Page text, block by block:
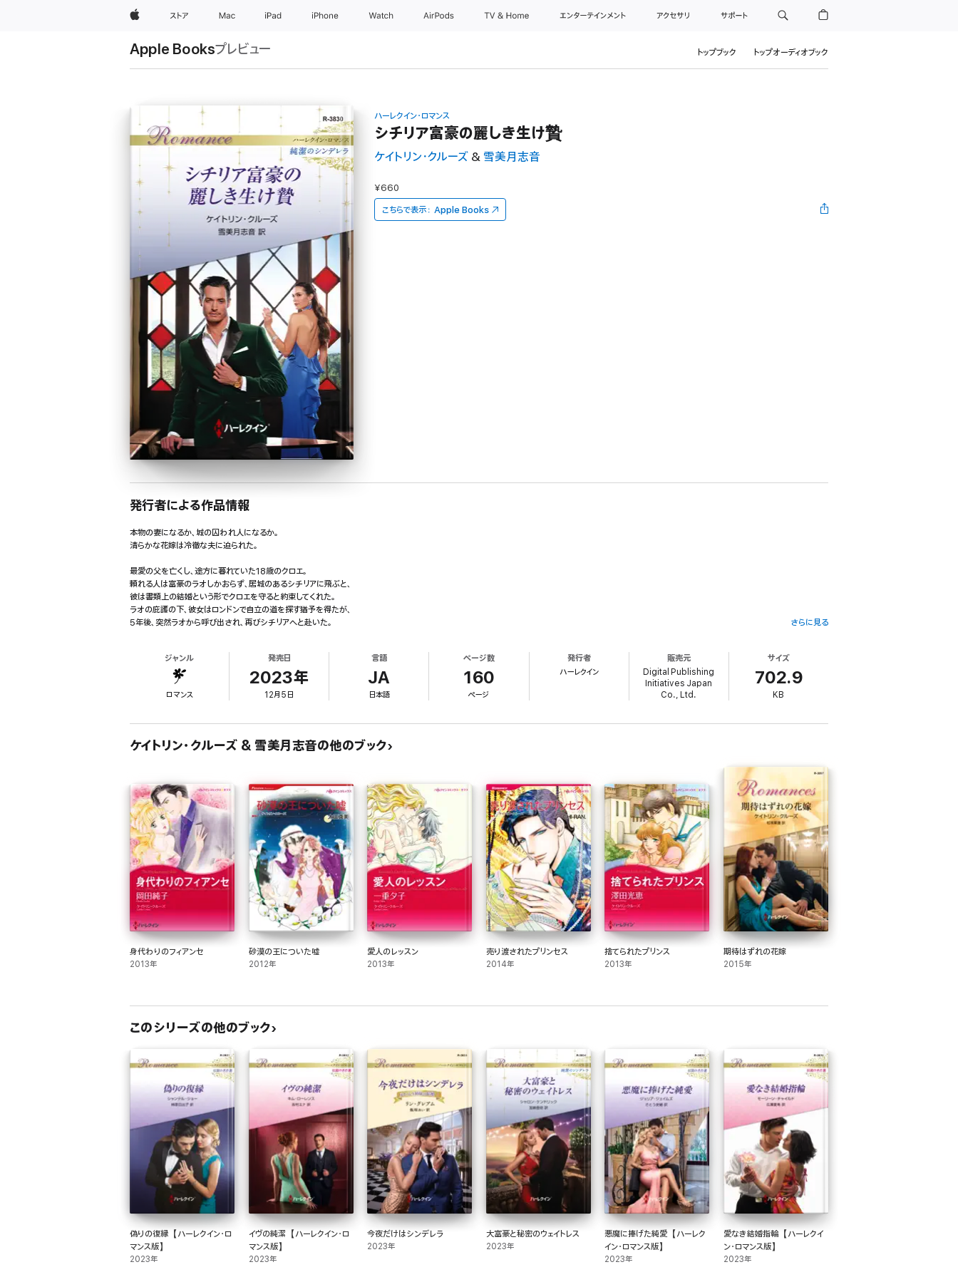
Appleストア Mac iPad iPhone Watch AirPods TV & Home エンターテインメント アクセサリ サポート
Apple Booksプレビュー トップブック トップオーディオブック
ハーレクイン・ロマンス
シチリア富豪の麗しき生け贄
ケイトリン・クルーズ & 雪美月志音
¥660
こちらで表示： Apple Books
発行者による作品情報
本物の妻になるか、城の囚われ人になるか。
清らかな花嫁は冷徹な夫に迫られた。
最愛の父を亡くし、途方に暮れていた18歳のクロエ。
頼れる人は富豪のラオしかおらず、居城のあるシチリアに飛ぶと、
彼は書類上の結婚という形でクロエを守ると約束してくれた。
ラオの庇護の下、彼女はロンドンで自立の道を探す猶予を得たが、
5年後、突然ラオから呼び出され、再びシチリアへと赴いた。
「僕たちの結婚を本物にする時が来た。毎晩僕のベッドに入れ!」
彼女は承諾するしかなかった――跡継ぎ作りのためだけと知りつつ。
さらに見る
ジャンル
ロマンス
発売日
2023年
12月5日
言語
JA
日本語
ページ数
160
ページ
発行者
ハーレクイン
販売元
Digital Publishing
Initiatives Japan
Co., Ltd.
サイズ
702.9
KB
ケイトリン・クルーズ & 雪美月志音の他のブック
身代わりのフィアンセ
2013年
砂漠の王についた嘘
2012年
愛人のレッスン
2013年
売り渡されたプリンセス
2014年
捨てられたプリンス
2013年
期待はずれの花嫁
2015年
このシリーズの他のブック
偽りの復縁【ハーレクイン・ロ
マンス版】
2023年
イヴの純潔【ハーレクイン・ロ
マンス版】
2023年
今夜だけはシンデレラ
2023年
大富豪と秘密のウェイトレス
2023年
悪魔に捧げた純愛【ハーレク
イン・ロマンス版】
2023年
愛なき結婚指輪【ハーレクイ
ン・ロマンス版】
2023年